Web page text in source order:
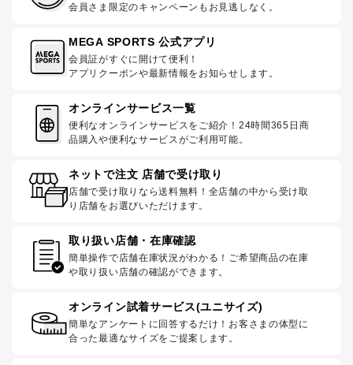
会員さま限定のキャンペーンもお見逃しなく。
MEGA SPORTS 公式アプリ
会員証がすぐに開けて便利！
アプリクーポンや最新情報をお知らせします。
オンラインサービス一覧
便利なオンラインサービスをご紹介！24時間365日商
品購入や便利なサービスがご利用可能。
ネットで注文 店舗で受け取り
店舗で受け取りなら送料無料！全店舗の中から受け取
り店舗をお選びいただけます。
取り扱い店舗・在庫確認
簡単操作で店舗在庫状況がわかる！ご希望商品の在庫
や取り扱い店舗の確認ができます。
オンライン試着サービス(ユニサイズ)
簡単なアンケートに回答するだけ！お客さまの体型に
合った最適なサイズをご提案します。